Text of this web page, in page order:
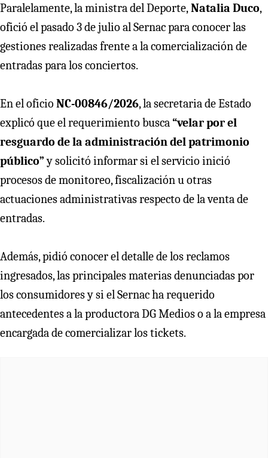
Paralelamente, la ministra del Deporte,Natalia Duco,
ofició el pasado 3 de julio al Sernac para conocer las
gestiones realizadas frente a la comercialización de
entradas para los conciertos.
En el oficio NC-00846/2026, la secretaria de Estado
explicó que el requerimiento busca“velar por el
resguardo de la administración del patrimonio
público”y solicitó informar si el servicio inició
procesos de monitoreo, fiscalización u otras
actuaciones administrativas respecto de la venta de
entradas.
Además, pidió conocer el detalle de los reclamos
ingresados, las principales materias denunciadas por
los consumidores y si el Sernac ha requerido
antecedentes a la productora DG Medios o a la empresa
encargada de comercializar los tickets.